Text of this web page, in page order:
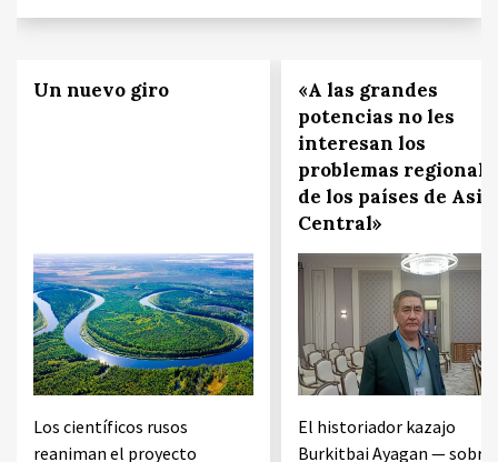
Un nuevo giro
Los científicos rusos
reaniman el proyecto
«A las grandes
potencias no les
interesan los
problemas
de los países de Asia
Central»
El historiador kazajo
Burkitbai Ayagan — sobre